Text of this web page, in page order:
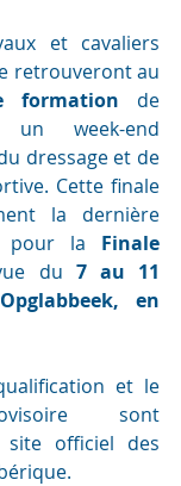
et cavaliers
formation de
un week-end
dressage et de
Cette finale
la dernière
pour la Finale
du 7 au 11
en
et le
sont
officiel des